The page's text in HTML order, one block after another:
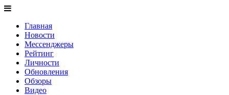
Главная
Новости
Мессенджеры
Рейтинг
Личности
Обновления
Обзоры
Видео